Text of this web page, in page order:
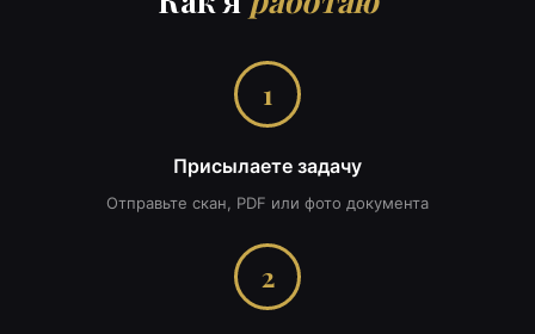
1
Присылаете задачу
Отправьте скан, PDF или фото документа
2